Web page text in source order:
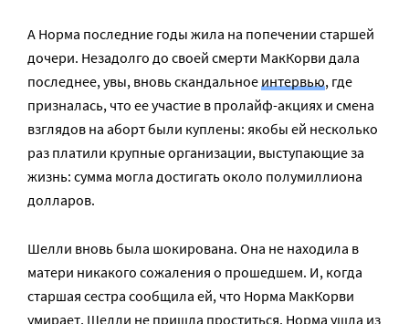
А Норма последние годы жила на попечении старшей
дочери. Незадолго до своей смерти МакКорви дала
последнее, увы, вновь скандальное интервью, где
призналась, что ее участие в пролайф-акциях и смена
взглядов на аборт были куплены: якобы ей несколько
раз платили крупные организации, выступающие за
жизнь: сумма могла достигать около полумиллиона
долларов.
Шелли вновь была шокирована. Она не находила в
матери никакого сожаления о прошедшем. И, когда
старшая сестра сообщила ей, что Норма МакКорви
умирает, Шелли не пришла проститься. Норма ушла из